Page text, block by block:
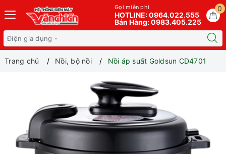
0
Gọi miễn phí
HOTLINE: 0964.022.555
Bán Hàng: 0983.405.225
Trang chủ Nồi, bộ nồi Nồi áp suất Goldsun CD4701